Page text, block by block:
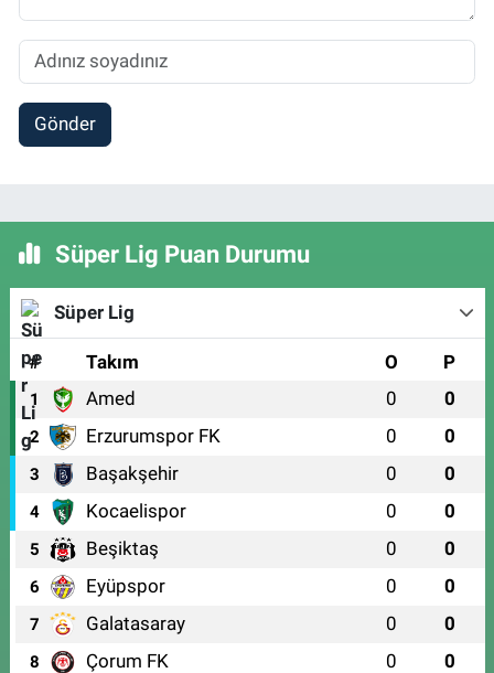
Gönder
Süper Lig Puan Durumu
Süper Lig
# Takım O P
1 Amed 0 0
2 Erzurumspor FK 0 0
3 Başakşehir 0 0
4 Kocaelispor 0 0
5 Beşiktaş 0 0
6 Eyüpspor 0 0
7 Galatasaray 0 0
8 Çorum FK 0 0